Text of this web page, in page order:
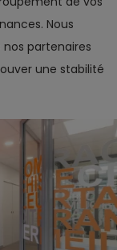
Nous
partenaires
une stabilité